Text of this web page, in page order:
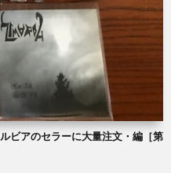
ビアのセラーに大量注文・編［第